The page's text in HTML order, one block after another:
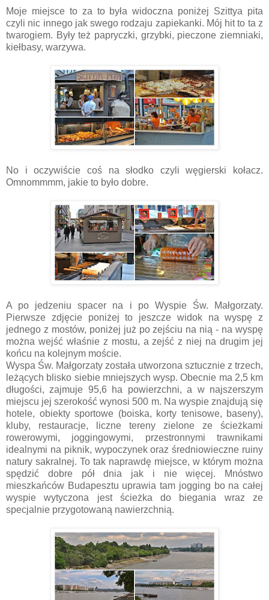
Moje miejsce to za to była widoczna poniżej Szittya pita
czyli nic innego jak swego rodzaju zapiekanki. Mój hit to ta z
twarogiem. Były też papryczki, grzybki, pieczone ziemniaki,
kiełbasy, warzywa.
No i oczywiście coś na słodko czyli węgierski kołacz.
Omnommmm, jakie to było dobre.
A po jedzeniu spacer na i po Wyspie Św. Małgorzaty.
Pierwsze zdjęcie poniżej to jeszcze widok na wyspę z
jednego z mostów, poniżej już po zejściu na nią - na wyspę
można wejść właśnie z mostu, a zejść z niej na drugim jej
końcu na kolejnym moście.
Wyspa Św. Małgorzaty została utworzona sztucznie z trzech,
leżących blisko siebie mniejszych wysp. Obecnie ma 2,5 km
długości, zajmuje 95,6 ha powierzchni, a w najszerszym
miejscu jej szerokość wynosi 500 m. Na wyspie znajdują się
hotele, obiekty sportowe (boiska, korty tenisowe, baseny),
kluby, restauracje, liczne tereny zielone ze ścieżkami
rowerowymi, joggingowymi, przestronnymi trawnikami
idealnymi na piknik, wypoczynek oraz średniowieczne ruiny
natury sakralnej. To tak naprawdę miejsce, w którym można
spędzić dobre pół dnia jak i nie więcej. Mnóstwo
mieszkańców Budapesztu uprawia tam jogging bo na całej
wyspie wytyczona jest ścieżka do biegania wraz ze
specjalnie przygotowaną nawierzchnią.